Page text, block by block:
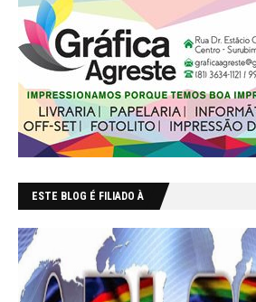
ESTE BLOG É FILIADO À